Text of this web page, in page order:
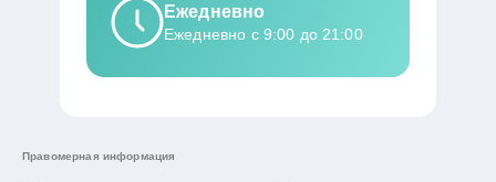
Ежедневно
Ежедневно с 9:00 до 21:00
Правомерная информация